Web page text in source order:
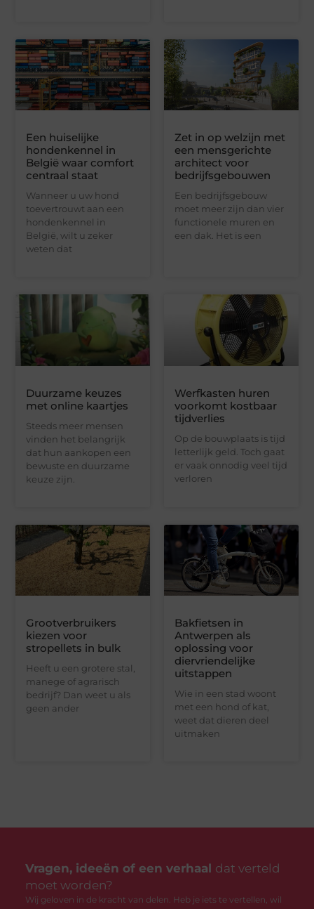
Een huiselijke
hondenkennel in
België waar comfort
centraal staat
Wanneer u uw hond
toevertrouwt aan een
hondenkennel in
België, wilt u zeker
weten dat
Zet in op welzijn met
een mensgerichte
architect voor
bedrijfsgebouwen
Een bedrijfsgebouw
moet meer zijn dan vier
functionele muren en
een dak. Het is een
Duurzame keuzes
met online kaartjes
Steeds meer mensen
vinden het belangrijk
dat hun aankopen een
bewuste en duurzame
keuze zijn.
Werfkasten huren
voorkomt kostbaar
tijdverlies
Op de bouwplaats is tijd
letterlijk geld. Toch gaat
er vaak onnodig veel tijd
verloren
Grootverbruikers
kiezen voor
stropellets in bulk
Heeft u een grotere stal,
manege of agrarisch
bedrijf? Dan weet u als
geen ander
Bakfietsen in
Antwerpen als
oplossing voor
diervriendelijke
uitstappen
Wie in een stad woont
met een hond of kat,
weet dat dieren deel
uitmaken
Vragen, ideeën of een verhaal dat verteld
moet worden?
Wij geloven in de kracht van delen. Heb je iets te vertellen, wil